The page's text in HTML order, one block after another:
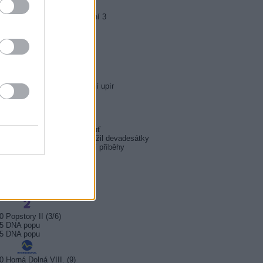
Kriminálka Anděl III (11)
Expendables: Postradatelní 3
Jedeme na teambuilding
Tenkrát v Kalifornii
Sherlock Holmes: Poslední upír
Recept na smrt
Inga Lindström: Černá labuť
Josef Klíma: Jak jsem přežil devadesátky
Aféry - neuvěřitelné životní příběhy
Popstory II (3/6)
DNA popu
DNA popu
Horná Dolná VIII. (9)